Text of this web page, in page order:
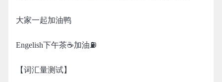
大家一起加油鸭
Engelish下午茶☕️加油⛽️
【词汇量测试】